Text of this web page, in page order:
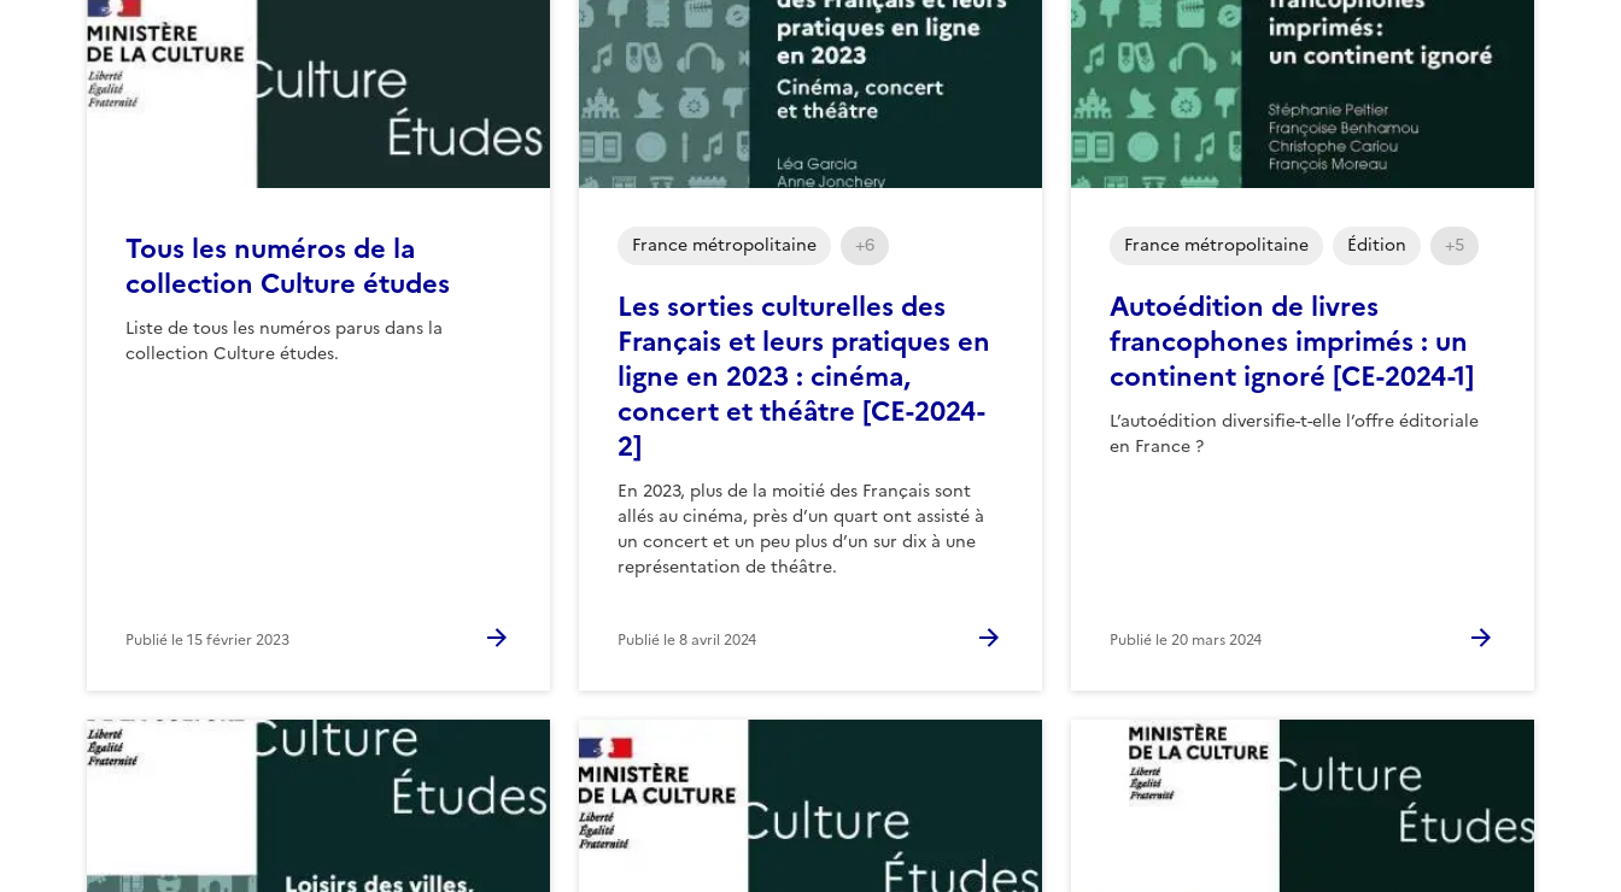
Tous les numéros de la
collection Culture études
Liste de tous les numéros parus dans la
collection Culture études.
Publié le15 février 2023
Les sorties culturelles des
Français et leurs pratiques en
ligne en 2023 : cinéma,
concert et théâtre [CE-2024-
2]
En 2023, plus de la moitié des Français sont
allés au cinéma, près d’un quart ont assisté à
un concert et un peu plus d’un sur dix à une
représentation de théâtre.
France métropolitaine +6
Publié le8 avril 2024
Autoédition de livres
francophones imprimés : un
continent ignoré [CE-2024-1]
L’autoédition diversifie-t-elle l’offre éditoriale
en France ?
France métropolitaine Édition +5
Publié le20 mars 2024